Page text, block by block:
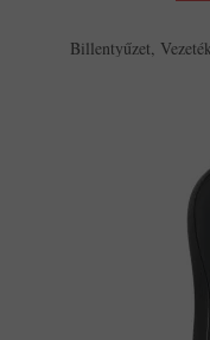
Billentyűzet,